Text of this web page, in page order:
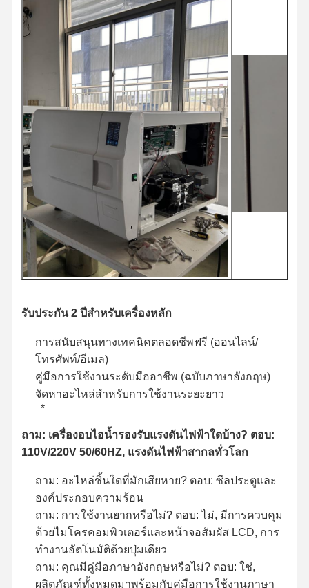
รับประกัน 2 ปีสำหรับเครื่องหลัก
การสนับสนุนทางเทคนิคตลอดชีพฟรี (ออนไลน์/
โทรศัพท์/อีเมล)
คู่มือการใช้งานระดับมืออาชีพ (ฉบับภาษาอังกฤษ)
จัดหาอะไหล่สำหรับการใช้งานระยะยาว
*
ถาม: เครื่องอบไอน้ำรองรับแรงดันไฟฟ้าใดบ้าง? ตอบ:
110V/220V 50/60HZ, แรงดันไฟฟ้าสากลทั่วโลก
ถาม: อะไหล่ชิ้นใดที่มักเสียหาย? ตอบ: ซีลประตูและ
องค์ประกอบความร้อน
ถาม: การใช้งานยากหรือไม่? ตอบ: ไม่, มีการควบคุม
ด้วยไมโครคอมพิวเตอร์และหน้าจอสัมผัส LCD, การ
ทำงานอัตโนมัติด้วยปุ่มเดียว
ถาม: คุณมีคู่มือภาษาอังกฤษหรือไม่? ตอบ: ใช่,
ผลิตภัณฑ์ทั้งหมดมาพร้อมกับคู่มือการใช้งานภาษา